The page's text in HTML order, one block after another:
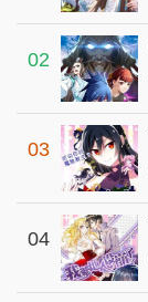
Chapter 138
Chapter 137
Chapter 136
Chapter 135
Chapter 134
Chapter 133
Chapter 132
Chapter 131
02
03
04